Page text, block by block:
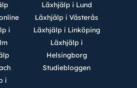
i
i
Läxhjälp i Lund
Läxhjälp i Västerås
Läxhjälp i Linköping
Läxhjälp i
Helsingborg
Studiebloggen